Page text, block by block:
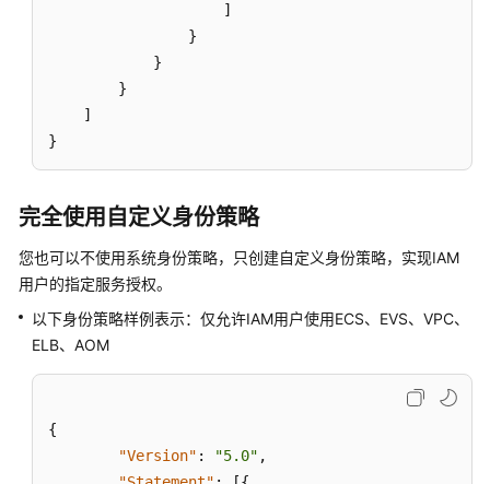
源
问
跨
服
务
转
]
}
}
}
]
}
完全使用自定义身份策略
您也可以不使用系统身份策略，只创建自定义身份策略，实现IAM
用户的指定服务授权。
以下身份策略样例表示：仅允许IAM用户使用ECS、EVS、VPC、
ELB、AOM
{
"Version" : "5.0" ,